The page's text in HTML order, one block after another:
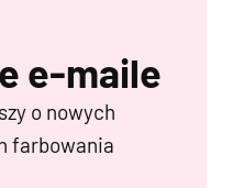
e-maile
o nowych
farbowania